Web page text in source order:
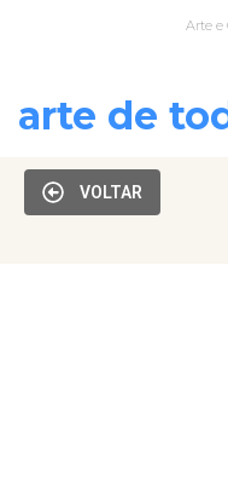
Arte e
arte de
VOLTAR